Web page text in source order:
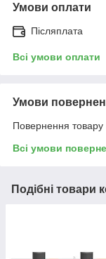
Умови оплати
Післяплата
Всі умови оплати
Умови
Повернення товару
Всі умови
Подібні товари